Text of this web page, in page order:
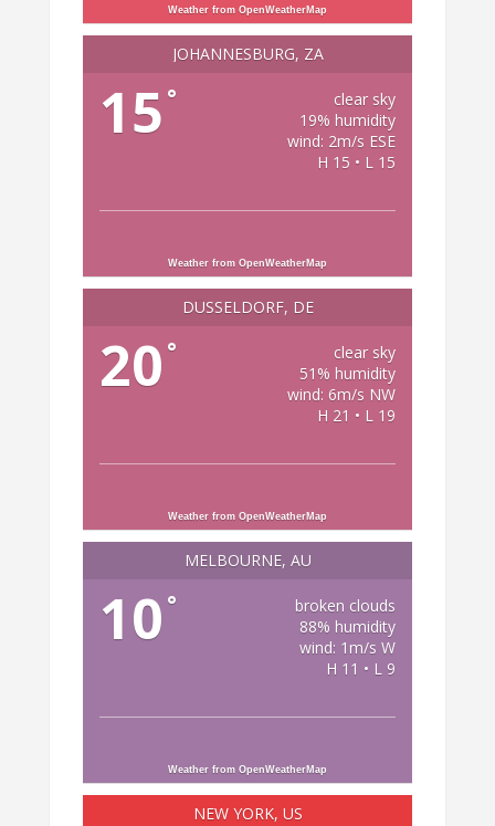
Weather from OpenWeatherMap
JOHANNESBURG, ZA
15 °
clear sky
19% humidity
wind: 2m/s ESE
H 15 • L 15
Weather from OpenWeatherMap
DÜSSELDORF, DE
20 °
clear sky
51% humidity
wind: 6m/s NW
H 21 • L 19
Weather from OpenWeatherMap
MELBOURNE, AU
10 °
broken clouds
88% humidity
wind: 1m/s W
H 11 • L 9
Weather from OpenWeatherMap
NEW YORK, US